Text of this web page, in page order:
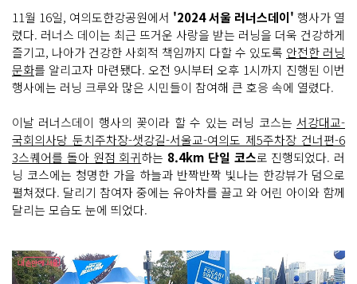
11월 16일, 여의도한강공원에서 '2024 서울 러너스데이' 행사가 열
렸다. 러너스 데이는 최근 뜨거운 사랑을 받는 러닝을 더욱 건강하게
즐기고, 나아가 건강한 사회적 책임까지 다할 수 있도록 안전한 러닝
문화를 알리고자 마련됐다. 오전 9시부터 오후 1시까지 진행된 이번
행사에는 러닝 크루와 많은 시민들이 참여해 큰 호응 속에 열렸다.
이날 러너스데이 행사의 꽃이라 할 수 있는 러닝 코스는 서강대교-
국회의사당 둔치주차장-샛강길-서울교-여의도 제5주차장 건너편-6
3스퀘어를 돌아 원점 회귀하는 8.4km 단일 코스로 진행되었다. 러
닝 코스에는 청명한 가을 하늘과 반짝반짝 빛나는 한강뷰가 덤으로
펼쳐졌다. 달리기 참여자 중에는 유아차를 끌고 와 어린 아이와 함께
달리는 모습도 눈에 띄었다.